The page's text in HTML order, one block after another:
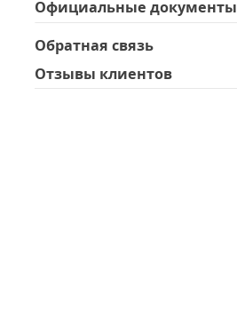
Официальные документы
Обратная связь
Отзывы клиентов